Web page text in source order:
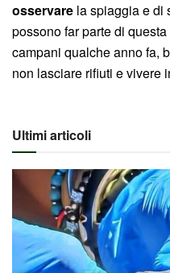
osservare la spiaggia e di
possono far parte di
campani qualche anno fa,
non lasciare rifiuti e vivere
Ultimi articoli